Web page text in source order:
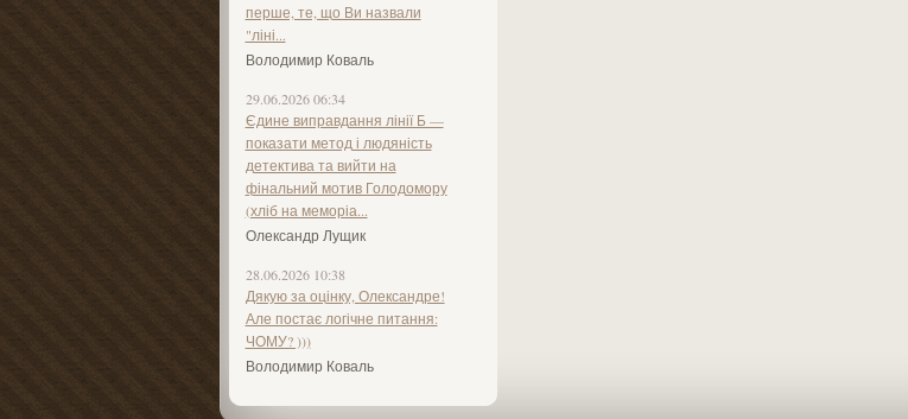
перше, те, що Ви назвали
"ліні...
Володимир Коваль
29.06.2026 06:34
Єдине виправдання лінії Б —
показати метод і людяність
детектива та вийти на
фінальний мотив Голодомору
(хліб на меморіа...
Олександр Лущик
28.06.2026 10:38
Дякую за оцінку, Олександре!
Але постає логічне питання:
ЧОМУ? )))
Володимир Коваль